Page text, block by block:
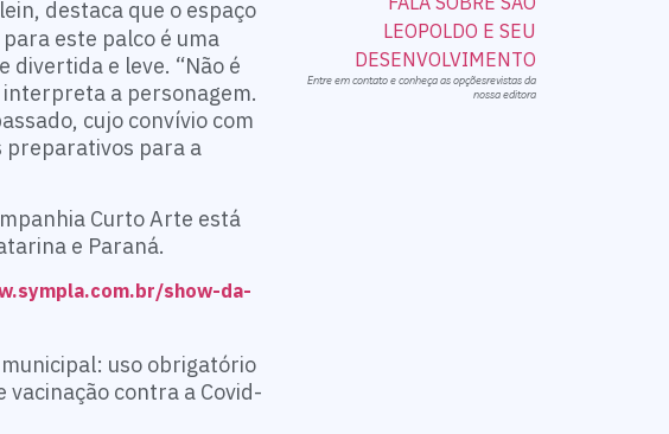
destaca que o espaço
este palco é uma
divertida e leve. “Não é
interpreta a personagem.
cujo convívio com
preparativos para a
Curto Arte está
e Paraná.
show-da-
uso obrigatório
contra a Covid-
Entre em contato e conheça as opçõesrevistas da
nossa editora